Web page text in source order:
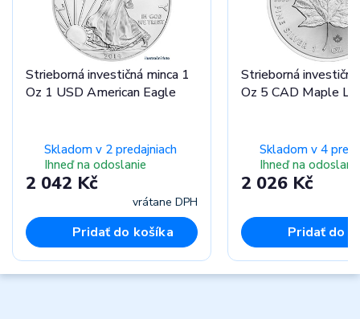
Strieborná investičná minca 1
Oz 1 USD American Eagle
Skladom v 2 predajniach
Ihneď na odoslanie
2 042 Kč
vrátane DPH
Pridať do košíka
Strieborná
Oz 5 CAD Maple
Skladom v 4
Ihneď na
2 026 Kč
Pridať do